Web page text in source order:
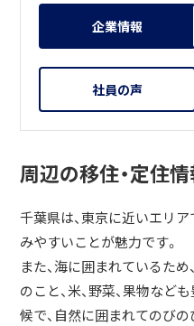
企業情報
社員の声
周辺の移住・定住
千葉県は、東京に近いエリ
みやすいことが魅力です。
また、海に囲まれているた
のこと、米、野菜、果物など
候で、自然に囲まれてのび